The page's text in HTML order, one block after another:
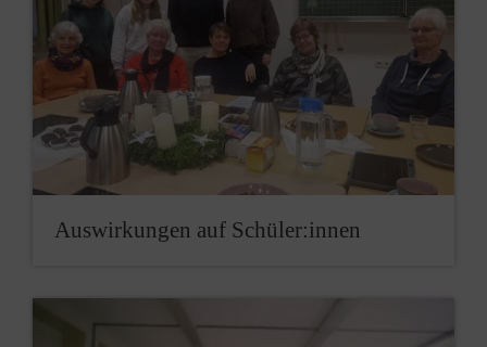
Auswirkungen auf Schüler:innen